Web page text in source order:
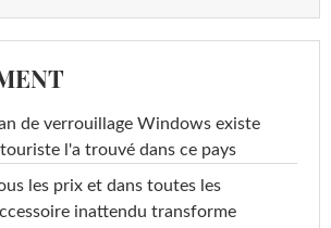
de verrouillage Windows existe
l'a trouvé dans ce pays
les prix et dans toutes les
inattendu transforme